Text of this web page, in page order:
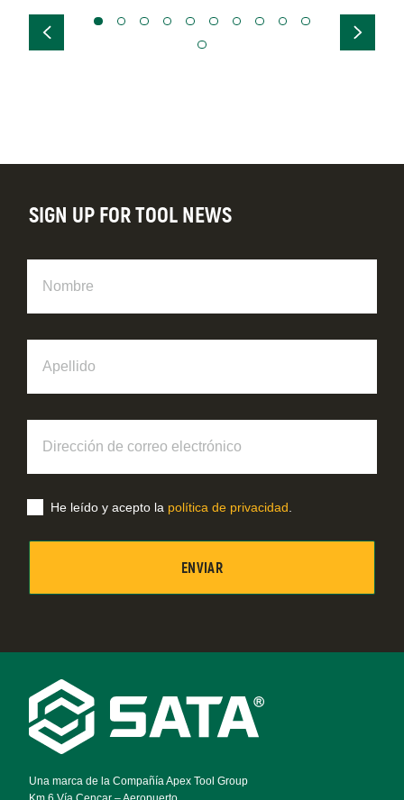
Footer
Navigation
Una marca de la Compañía Apex Tool Group
SIGN UP FOR TOOL NEWS
correo
electrónico
He leído y acepto la política de privacidad